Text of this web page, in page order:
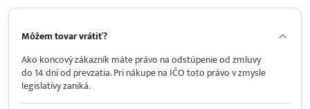
Môžem tovar vrátiť?
Ako koncový zákazník máte právo na odstúpenie od zmluvy
do 14 dní od prevzatia. Pri nákupe na IČO toto právo v zmysle
legislatívy zaniká.